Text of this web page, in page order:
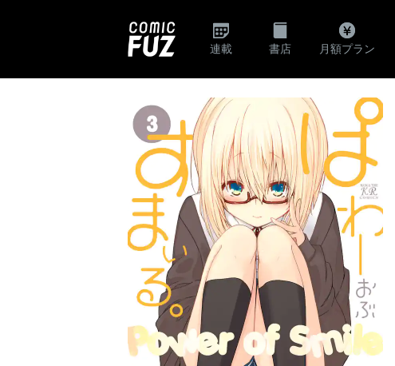
連載 書店 月額プラン